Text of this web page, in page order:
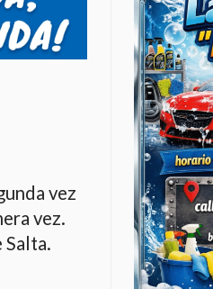
vez
vez.
Salta.